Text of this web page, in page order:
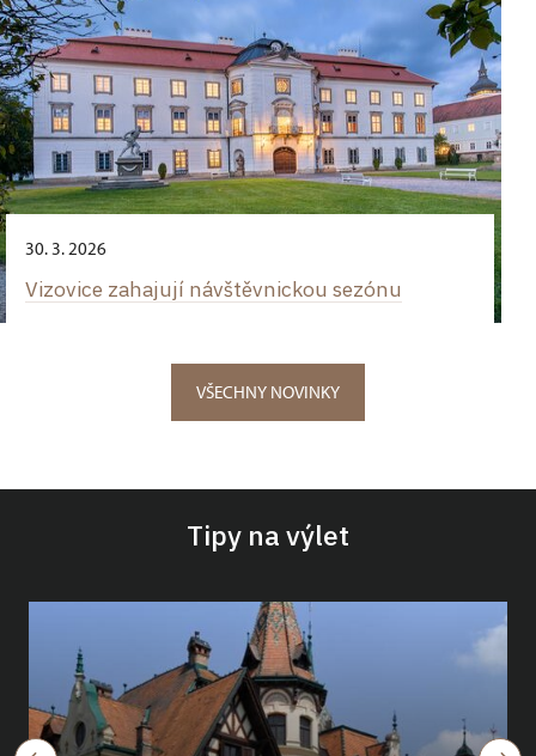
30. 3. 2026
Vizovice zahajují návštěvnickou sezónu
VŠECHNY NOVINKY
Tipy na výlet